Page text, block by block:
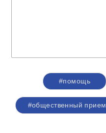
#помощь
#общественный прием